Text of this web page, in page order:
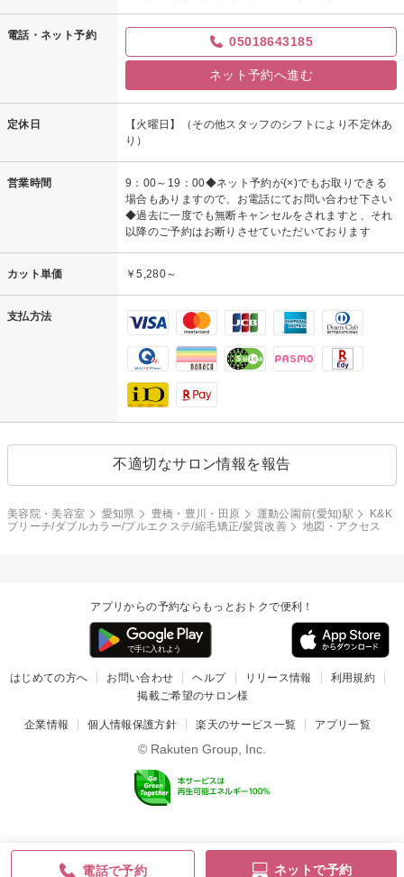
電話・ネット予約 05018643185
ネット予約へ進む
定休日
【火曜日】（その他スタッフのシフトにより不定休あ
り）
営業時間
9：00～19：00◆ネット予約が(×)でもお取りできる
場合もありますので、お電話にてお問い合わせ下さい
◆過去に一度でも無断キャンセルをされますと、それ
以降のご予約はお断りさせていただいております
カット単価 ￥5,280～
支払方法
不適切なサロン情報を報告
電話で予約 ネットで予約
美容院・美容室 愛知県 豊橋・豊川・田原 運動公園前(愛知)駅
K&K
ブリーチ/ダブルカラー/プルエクステ/縮毛矯正/髪質改善
地図・アクセス
アプリからの予約ならもっとおトクで便利！
はじめての方へ お問い合わせ ヘルプ リリース情報
利用規約
掲載ご希望のサロン様
企業情報 個人情報保護方針 楽天のサービス一覧 アプリ一覧
© Rakuten Group, Inc.